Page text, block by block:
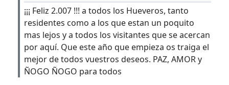
¡¡¡ Feliz 2.007 !!! a todos los Hueveros, tanto
residentes como a los que estan un poquito
mas lejos y a todos los visitantes que se acercan
por aquí. Que este año que empieza os traiga el
mejor de todos vuestros deseos. PAZ, AMOR y
ÑOGO ÑOGO para todos